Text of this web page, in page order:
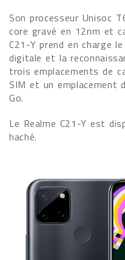
Son processeur Unisoc
core gravé en 12nm et
C21-Y prend en charge
digitale et la
trois emplacements de
SIM et un emplacement
Go.
Le Realme C21-Y est
haché.